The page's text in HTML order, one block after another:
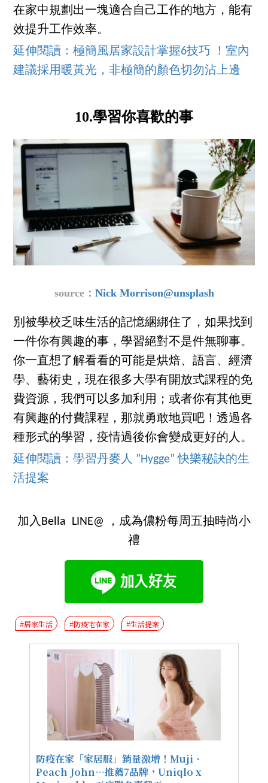
在家中規劃出一塊適合自己工作的地方，能有
效提升工作效率。
延伸閱讀：極簡風居家設計掌握6技巧 ！室內
建議採用暖黃光，非極簡的顏色切勿沾上邊
10.學習你喜歡的事
source： Nick Morrison@unsplash
別被學校乏味生活的記憶綑綁住了，如果找到
一件你有興趣的事，學習絕對不是件無聊事。
你一直想了解看看的可能是烘焙、語言、經濟
學、藝術史，現在很多大學有開放式課程的免
費資源，我們可以多加利用；或者你有其他更
有興趣的付費課程，那就勇敢地買吧！透過各
種形式的學習，疫情過後你會變成更好的人。
延伸閱讀：學習丹麥人 ”Hygge” 快樂秘訣的生
活提案
加入Bella LINE@ ，成為儂粉每周五抽時尚小
禮
#居家生活 #防疫宅在家 #生活提案
防疫在家「家居服」銷量激增！Muji、
Peach John⋯推薦7品牌，Uniqlo x